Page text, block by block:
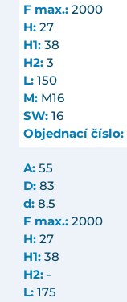
F max.: 2000
H: 27
H1: 38
H2: 3
L: 150
M: M16
SW: 16
Objednací číslo:
A: 55
D: 83
d: 8.5
F max.: 2000
H: 27
H1: 38
H2: -
L: 175